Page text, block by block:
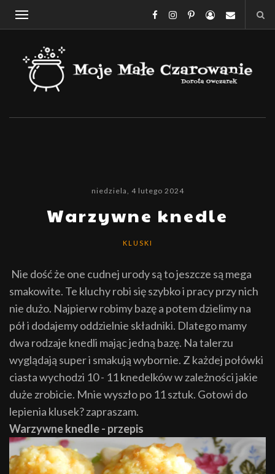
niedziela, 4 lutego 2024
Warzywne knedle
KLUSKI
Nie dość że one cudnej urody są to jeszcze są mega
smakowite. Te kluchy robi się szybko i pracy przy nich
nie dużo. Najpierw robimy bazę a potem dzielimy na
pół i dodajemy oddzielnie składniki. Dlatego mamy
dwa rodzaje knedli mając jedną bazę. Na talerzu
wyglądają super i smakują wybornie. Z każdej połówki
ciasta wychodzi 10 - 11 knedelków w zależności jakie
duże zrobicie. Mnie wyszło po 11 sztuk. Gotowi do
lepienia klusek? zapraszam.
Warzywne knedle - przepis